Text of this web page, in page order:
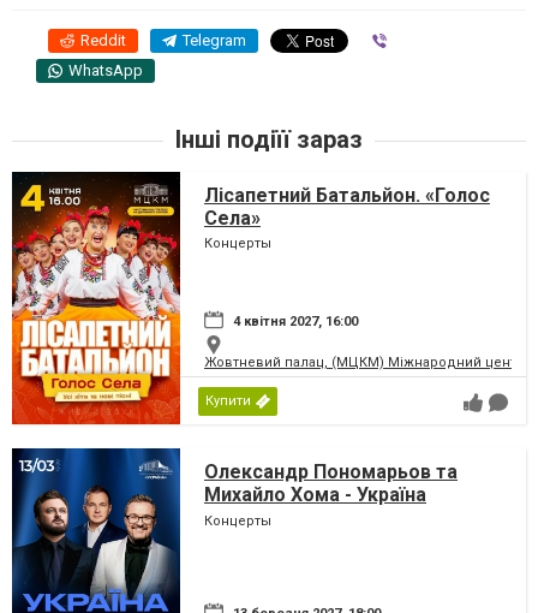
Reddit Telegram
WhatsApp
Інші подіїї зараз
Лісапетний Батальйон. «Голос
Села»
Концерты
4 квітня 2027, 16:00
Жовтневий палац, (МЦКМ) Міжнародний центр
Купити
Олександр Пономарьов та
Михайло Хома - Україна
Переможе!
Концерты